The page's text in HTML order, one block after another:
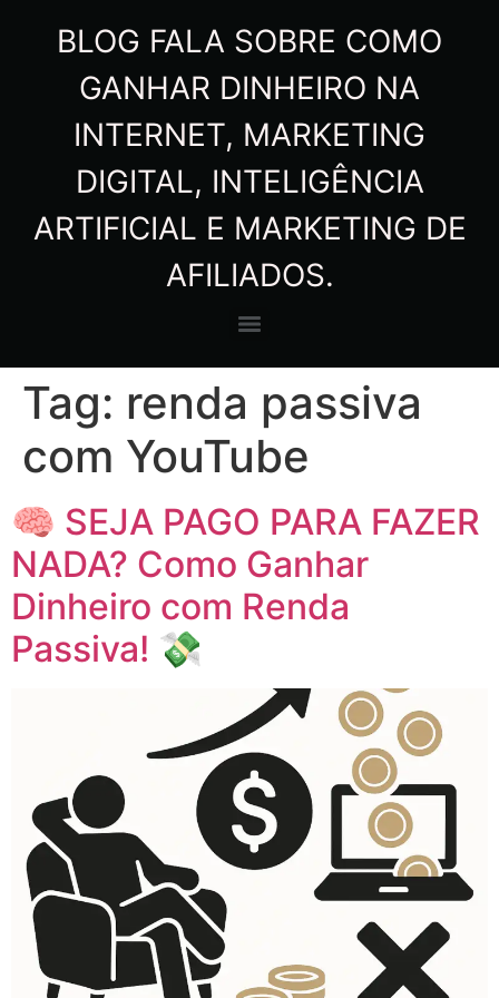
BLOG FALA SOBRE COMO
GANHAR DINHEIRO NA
INTERNET, MARKETING
DIGITAL, INTELIGÊNCIA
ARTIFICIAL E MARKETING DE
AFILIADOS.
Tag: renda passiva
com YouTube
🧠 SEJA PAGO PARA FAZER
NADA? Como Ganhar
Dinheiro com Renda
Passiva! 💸